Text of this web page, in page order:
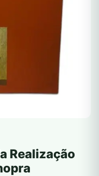
Realização